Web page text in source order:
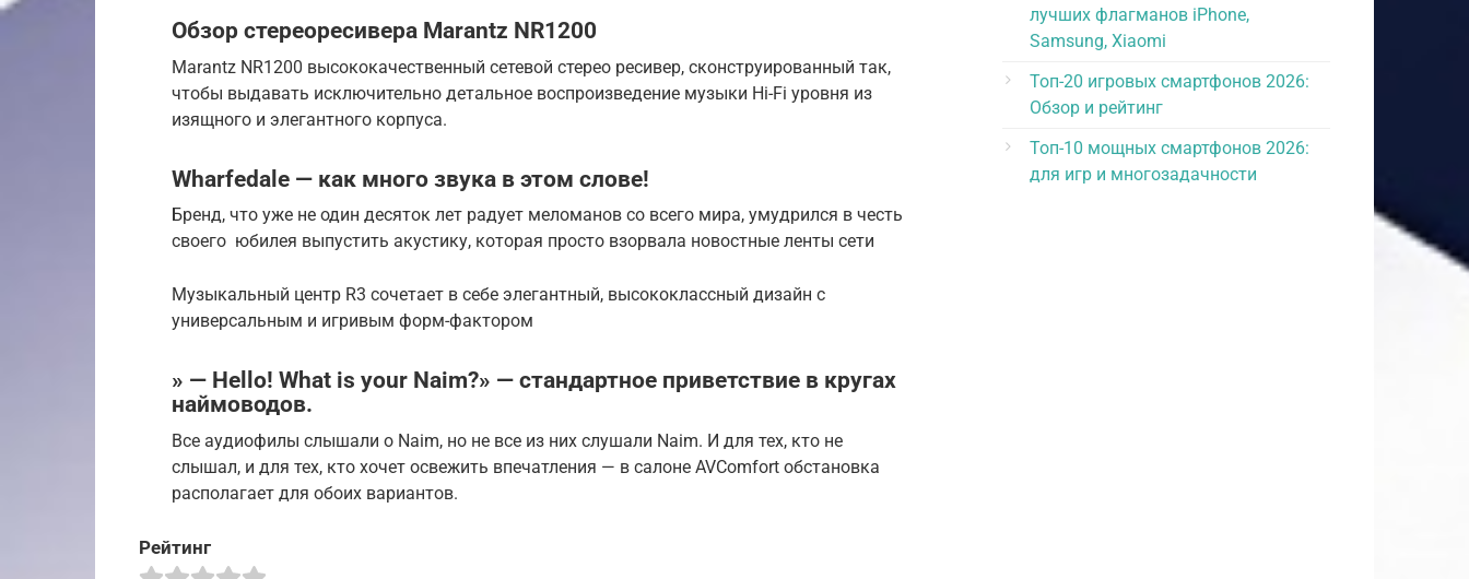
Обзор стереоресивера Marantz NR1200
Marantz NR1200 высококачественный сетевой стерео ресивер, сконструированный так,
чтобы выдавать исключительно детальное воспроизведение музыки Hi-Fi уровня из
изящного и элегантного корпуса.
Wharfedale — как много звука в этом слове!
Бренд, что уже не один десяток лет радует меломанов со всего мира, умудрился в честь
своего юбилея выпустить акустику, которая просто взорвала новостные ленты сети
Музыкальный центр R3 сочетает в себе элегантный, высококлассный дизайн с
универсальным и игривым форм-фактором
» — Hello! What is your Naim?» — стандартное приветствие в кругах
наймоводов.
Все аудиофилы слышали о Naim, но не все из них слушали Naim. И для тех, кто не
слышал, и для тех, кто хочет освежить впечатления — в салоне AVComfort обстановка
располагает для обоих вариантов.
Рейтинг
лучших флагманов iPhone,
Samsung, Xiaomi
Топ-20 игровых смартфонов 2026:
Обзор и рейтинг
Топ-10 мощных смартфонов 2026:
для игр и многозадачности